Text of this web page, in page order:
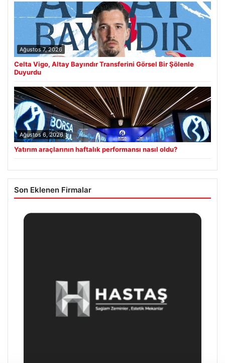
Ağustos 7, 2026
Celta Vigo, Altay Bayındır Transferini Görsel Bir Şölenle
Duyurdu
Ağustos 6, 2026
Yatırım araçlarının haftalık performansı nasıl oldu?
Son Eklenen Firmalar